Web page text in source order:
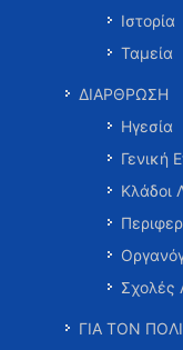
Ιστορία
Ταμεία
ΔΙΑΡΘΡΩΣΗ
Ηγεσία
Γενική
Κλάδοι
Σχολές
ΓΙΑ ΤΟΝ